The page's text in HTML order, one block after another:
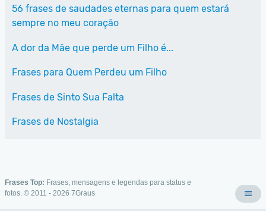
56 frases de saudades eternas para quem estará
sempre no meu coração
A dor da Mãe que perde um Filho é...
Frases para Quem Perdeu um Filho
Frases de Sinto Sua Falta
Frases de Nostalgia
Frases Top: Frases, mensagens e legendas para status e
fotos. © 2011 - 2026 7Graus